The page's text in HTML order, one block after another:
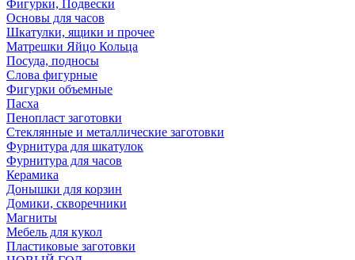
Фигурки, Подвески
Основы для часов
Шкатулки, ящики и прочее
Матрешки Яйцо Кольца
Посуда, подносы
Слова фигурные
Фигурки объемные
Пасха
Пенопласт заготовки
Стеклянные и металлические заготовки
Фурнитура для шкатулок
Фурнитура для часов
Керамика
Донышки для корзин
Домики, скворечники
Магниты
Мебель для кукол
Пластиковые заготовки